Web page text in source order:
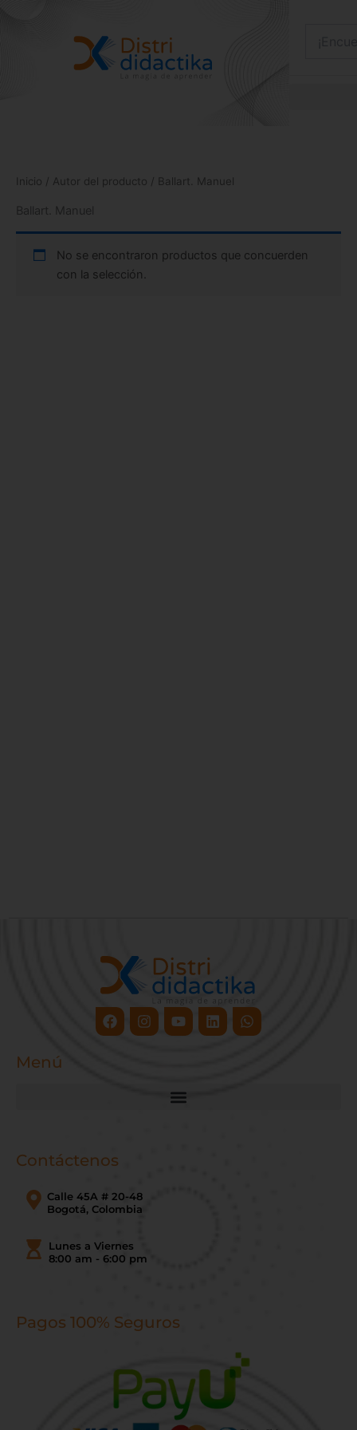
Inicio / Autor del producto / Ballart. Manuel
Ballart. Manuel
No se encontraron productos que concuerden
con la selección.
FacebookInstagram
YoutubeLinkedinWhatsapp
Menú
Contáctenos
Calle 45A # 20-48
Bogotá, Colombia
Lunes a Viernes
8:00 am - 6:00 pm
Pagos 100% Seguros